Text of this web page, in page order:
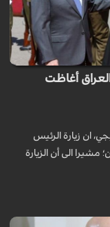
العراق أغاظت
ان زيارة الرئيس
مشيرا الى أن الزيارة